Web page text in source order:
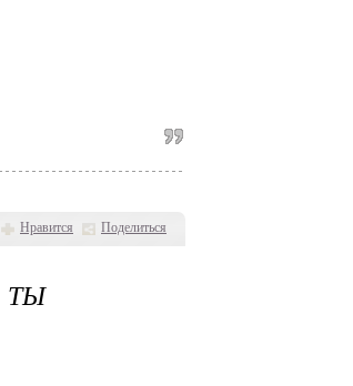
Нравится Поделиться
ТЫ